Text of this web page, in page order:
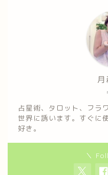
月
占星術、タロット、フラ
世界に誘います。すぐに
好き。
＼